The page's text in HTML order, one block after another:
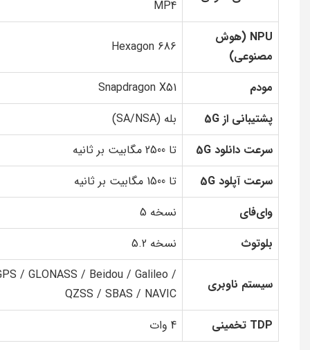
MP4
NPU (هوش
مصنوعی)
Hexagon 686
مودم
Snapdragon X51
پشتیبانی از 5G
بله (SA/NSA)
سرعت دانلود 5G
تا 2500 مگابیت بر ثانیه
سرعت آپلود 5G
تا 1500 مگابیت بر ثانیه
وای‌فای
نسخه 5
بلوتوث
نسخه 5.2
سیستم ناوبری
/ GLONASS / Beidou / Galileo /
QZSS / SBAS / NAVIC
TDP تخمینی
4 وات